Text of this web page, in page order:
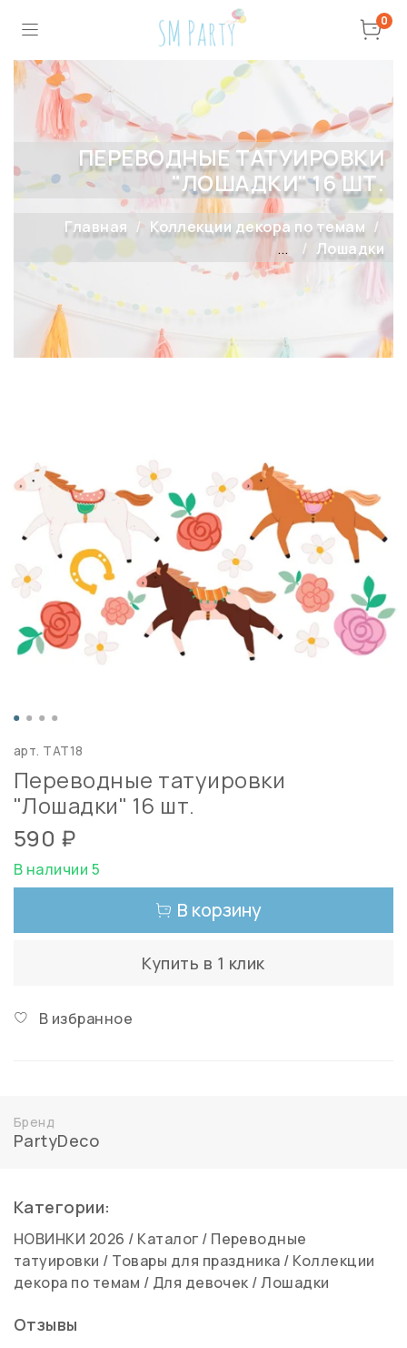
0
ПЕРЕВОДНЫЕ ТАТУИРОВКИ
"ЛОШАДКИ" 16 ШТ.
Главная
Коллекции декора по темам
...
Лошадки
арт. TAT18
Переводные татуировки
"Лошадки" 16 шт.
590 ₽
В наличии 5
В корзину
Купить в 1 клик
В избранное
Бренд
PartyDeco
Категории:
НОВИНКИ 2026 / Каталог / Переводные
татуировки / Товары для праздника / Коллекции
декора по темам / Для девочек /Лошадки
Отзывы